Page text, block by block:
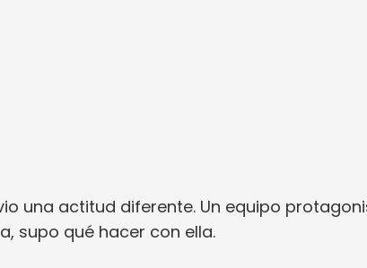
una actitud diferente. Un equipo
supo qué hacer con ella.